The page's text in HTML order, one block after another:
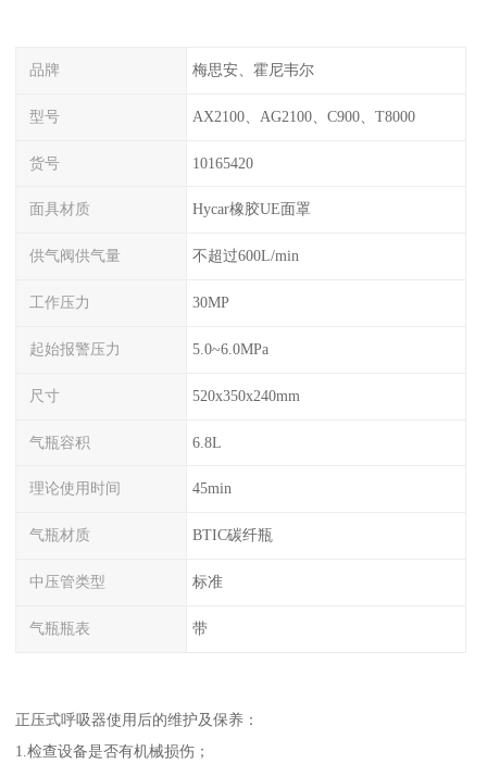
品牌 梅思安、霍尼韦尔
型号 AX2100、AG2100、C900、T8000
货号 10165420
面具材质 Hycar橡胶UE面罩
供气阀供气量 不超过600L/min
工作压力 30MP
起始报警压力 5.0~6.0MPa
尺寸 520x350x240mm
气瓶容积 6.8L
理论使用时间 45min
气瓶材质 BTIC碳纤瓶
中压管类型 标准
气瓶瓶表 带
正压式呼吸器使用后的维护及保养：
1.检查设备是否有机械损伤；